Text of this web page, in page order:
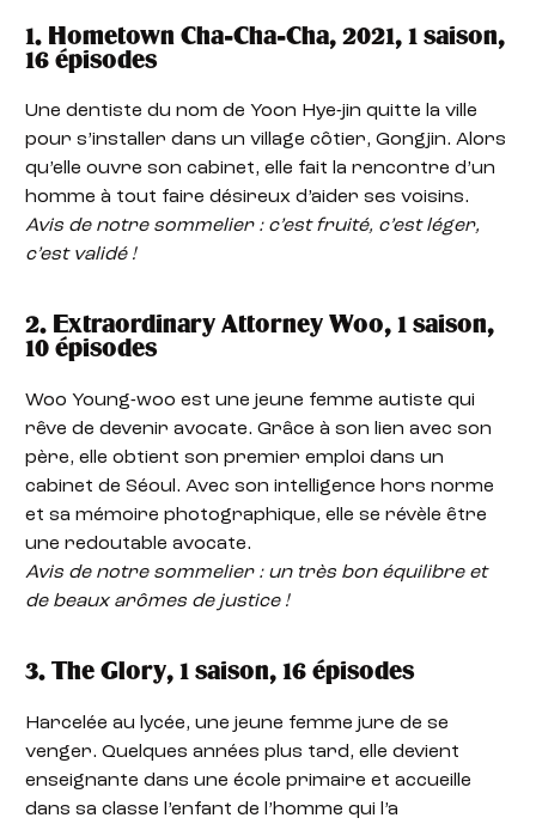
1. Hometown Cha-Cha-Cha, 2021, 1 saison,
16 épisodes
Une dentiste du nom de Yoon Hye-jin quitte la ville
pour s’installer dans un village côtier, Gongjin. Alors
qu’elle ouvre son cabinet, elle fait la rencontre d’un
homme à tout faire désireux d’aider ses voisins.
Avis de notre sommelier : c’est fruité, c’est léger,
c’est validé !
2. Extraordinary Attorney Woo, 1 saison,
10 épisodes
Woo Young-woo est une jeune femme autiste qui
rêve de devenir avocate. Grâce à son lien avec son
père, elle obtient son premier emploi dans un
cabinet de Séoul. Avec son intelligence hors norme
et sa mémoire photographique, elle se révèle être
une redoutable avocate.
Avis de notre sommelier : un très bon équilibre et
de beaux arômes de justice !
3. The Glory, 1 saison, 16 épisodes
Harcelée au lycée, une jeune femme jure de se
venger. Quelques années plus tard, elle devient
enseignante dans une école primaire et accueille
dans sa classe l’enfant de l’homme qui l’a